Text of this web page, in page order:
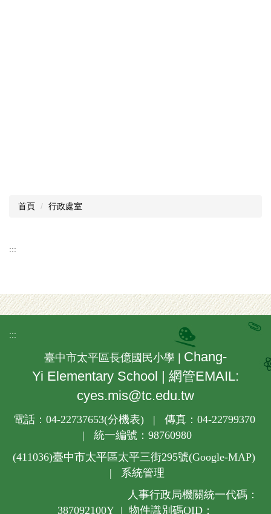
首頁 行政處室
:::
:::
臺中市太平區長億國民小學 | Chang-
Yi Elementary School | 網管EMAIL:
cyes.mis@tc.edu.tw
電話：04-22737653(分機表) | 傳真：04-22799370
| 統一編號：98760980
(411036)臺中市太平區太平三街295號(Google-MAP)
| 系統管理
人事行政局機關統一代碼：
387092100Y | 物件識別碼OID：